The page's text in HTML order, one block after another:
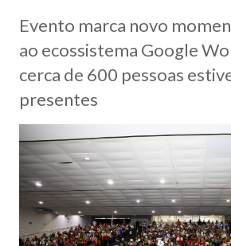
Evento marca novo
ao ecossistema Google
cerca de 600 pessoas
presentes